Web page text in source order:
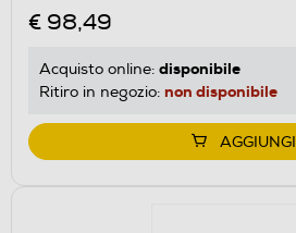
€ 98,49
Acquisto online: disponibile
Ritiro in negozio: non disponibile
AGGIUNGI